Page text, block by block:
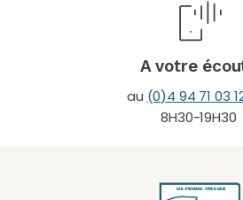
A votre
au (0)4 94 71 03
8H30-19H30